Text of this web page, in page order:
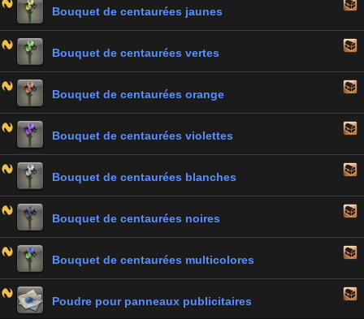
Bouquet de centaurées jaunes
Bouquet de centaurées vertes
Bouquet de centaurées orange
Bouquet de centaurées violettes
Bouquet de centaurées blanches
Bouquet de centaurées noires
Bouquet de centaurées multicolores
Poudre pour panneaux publicitaires